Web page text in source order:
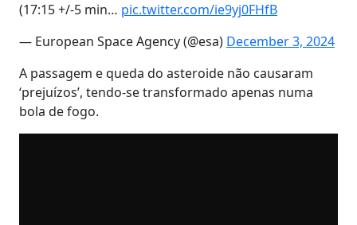
(17:15 +/-5 min… pic.twitter.com/ie9yj0FHfB
— European Space Agency (@esa) December 3, 2024
A passagem e queda do asteroide não causaram
‘prejuízos’, tendo-se transformado apenas numa
bola de fogo.